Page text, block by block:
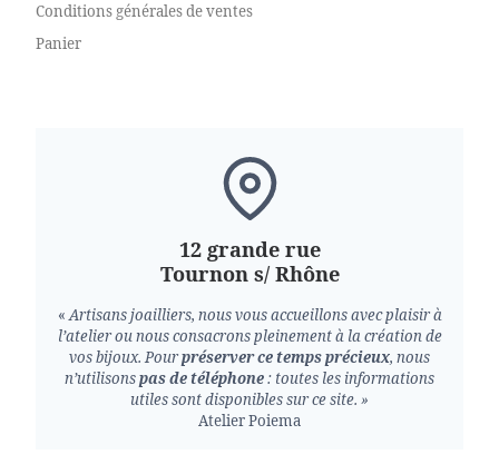
Conditions générales de ventes
Panier
12 grande rue
Tournon s/ Rhône
« Artisans joailliers, nous vous accueillons avec plaisir à
l’atelier ou nous consacrons pleinement à la création de
vos bijoux. Pourpréserver ce temps précieux, nous
n’utilisonspas de téléphone: toutes les informations
utiles sont disponibles sur ce site. »
Atelier Poiema